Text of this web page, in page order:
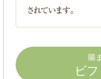
腸
ビ